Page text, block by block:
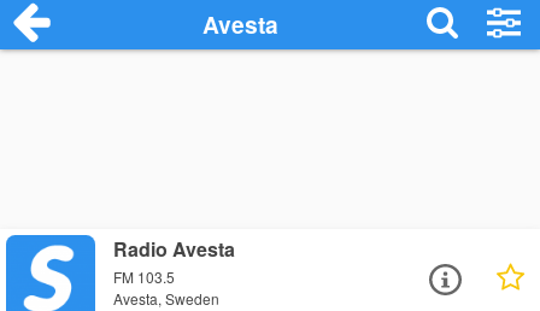
Avesta
Radio Avesta
FM 103.5
Avesta, Sweden